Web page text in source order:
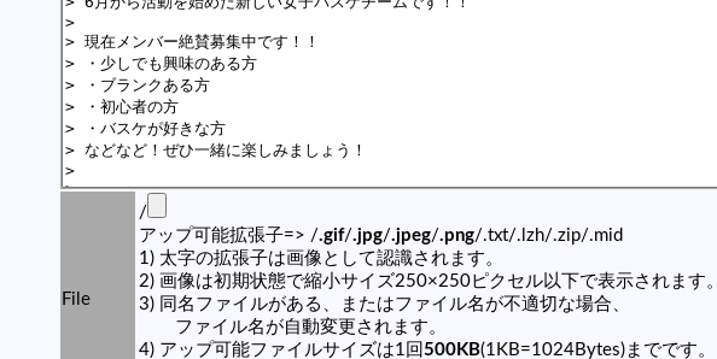
File
/
アップ可能拡張子=> /.gif/.jpg/.jpeg/.png/.txt/.lzh/.zip/.mid
1) 太字の拡張子は画像として認識されます。
2) 画像は初期状態で縮小サイズ250×250ピクセル以下で表示されます。
3) 同名ファイルがある、またはファイル名が不適切な場合、
ファイル名が自動変更されます。
4) アップ可能ファイルサイズは1回 500KB(1KB=1024Bytes)までです。